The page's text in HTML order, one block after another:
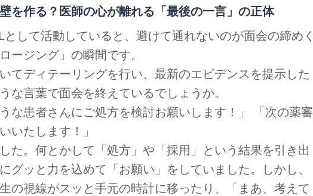
を作る？医師の心が離れる「最後の一言」の正体
として活動していると、避けて通れないのが面会の締めく
ージング」の瞬間です。
てディテーリングを行い、最新のエビデンスを提示した
な言葉で面会を終えているでしょうか。
な患者さんにご処方を検討お願いします！」 「次の薬審
いたします！」
た。何とかして「処方」や「採用」という結果を引き出
グッと力を込めて「お願い」をしていました。しかし、
の視線がスッと手元の時計に移ったり、「まあ、考えて